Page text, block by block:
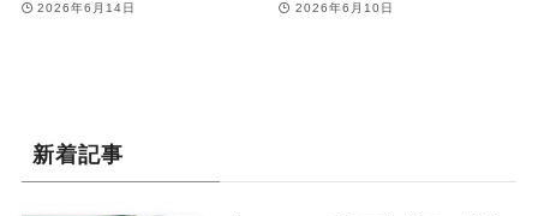
2026年6月14日 2026年6月10日
新着記事